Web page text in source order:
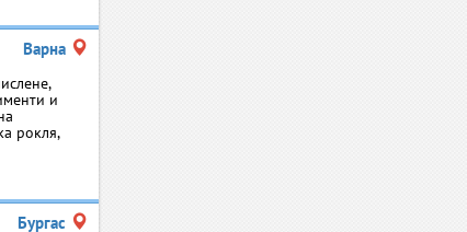
Варна
и
рокля,
Бургас